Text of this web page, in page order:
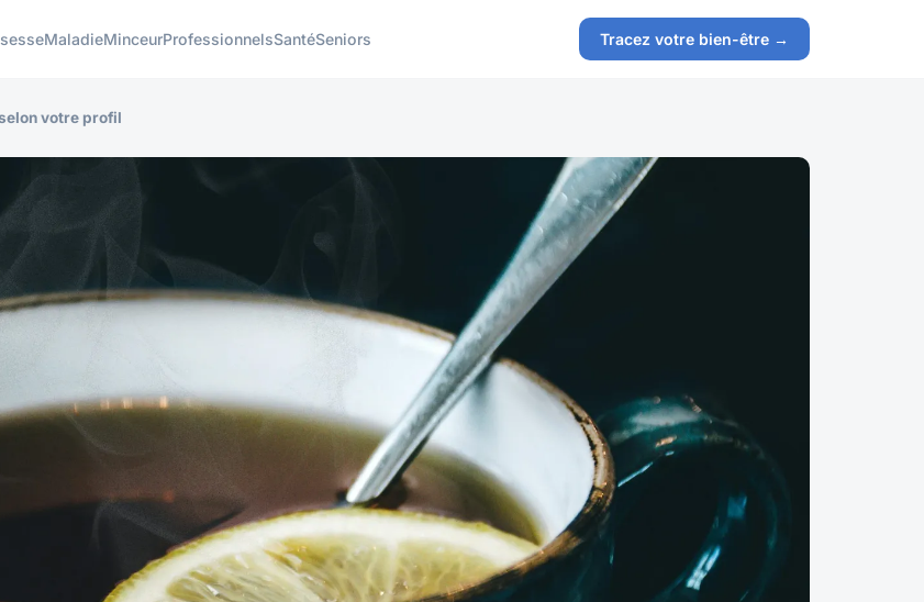
MaladieMinceurProfessionnelsSantéSeniors Tracez votre bien-être →
votre profil